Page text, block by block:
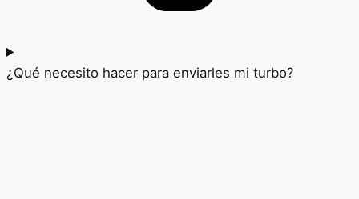
¿Qué necesito hacer para enviarles mi turbo?